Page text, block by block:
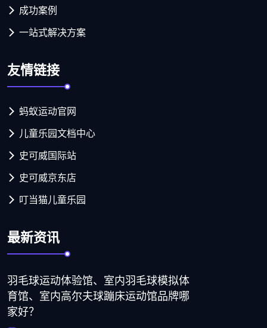
成功案例
一站式解决方案
友情链接
蚂蚁运动官网
儿童乐园文档中心
史可威国际站
史可威京东店
叮当猫儿童乐园
最新资讯
羽毛球运动体验馆、室内羽毛球模拟体
育馆、室内高尔夫球蹦床运动馆品牌哪
家好？